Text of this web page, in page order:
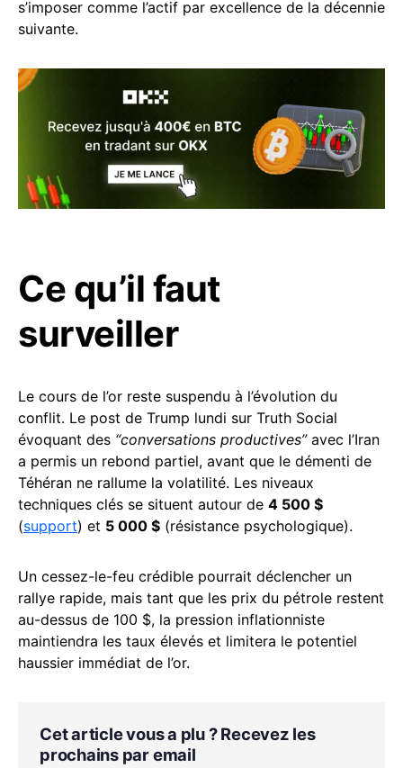
s’imposer comme l’actif par excellence de la décennie
suivante.
Ce qu’il faut
surveiller
Le cours de l’or reste suspendu à l’évolution du
conflit. Le post de Trump lundi sur Truth Social
évoquant des “conversations productives”avec l’Iran
a permis un rebond partiel, avant que le démenti de
Téhéran ne rallume la volatilité. Les niveaux
techniques clés se situent autour de 4 500 $
(support) et 5 000 $ (résistance psychologique).
Un cessez-le-feu crédible pourrait déclencher un
rallye rapide, mais tant que les prix du pétrole restent
au-dessus de 100 $, la pression inflationniste
maintiendra les taux élevés et limitera le potentiel
haussier immédiat de l’or.
Cet article vous a plu ? Recevez les
prochains par email